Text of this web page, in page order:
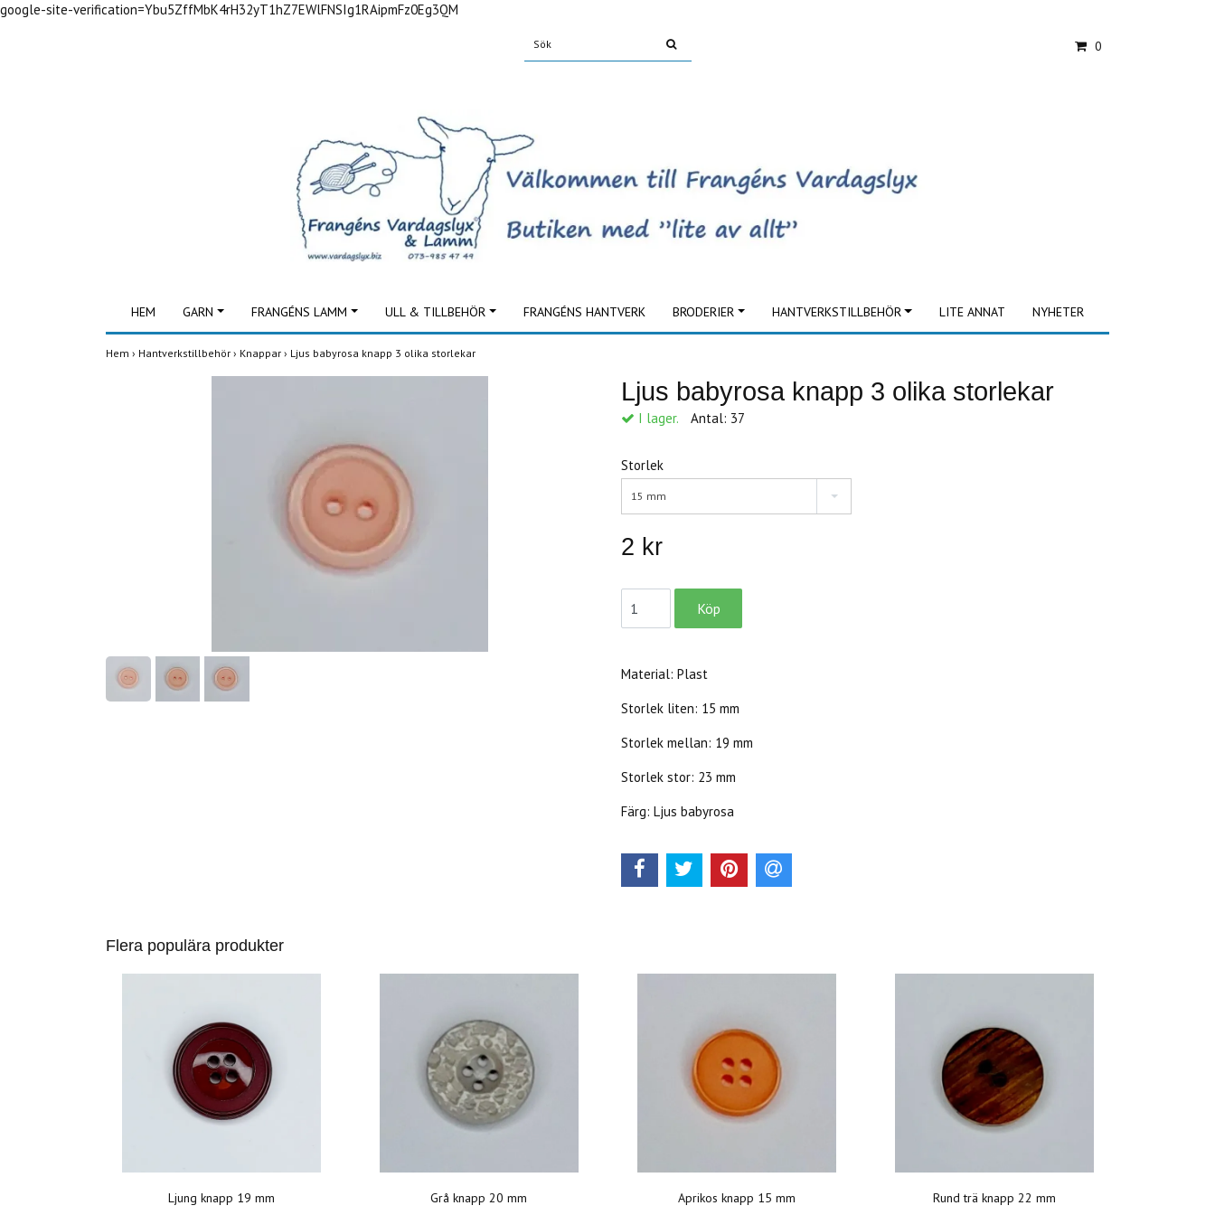
google-site-verification=Ybu5ZffMbK4rH32yT1hZ7EWlFNSIg1RAipmFz0Eg3QM
0
HEM GARN FRANGÉNS LAMM ULL & TILLBEHÖR FRANGÉNS HANTVERK BRODERIER HANTVERKSTILLBEHÖR LITE ANNAT NYHETER
Hem › Hantverkstillbehör › Knappar › Ljus babyrosa knapp 3 olika storlekar
Ljus babyrosa knapp 3 olika storlekar
I lager. Antal: 37
Storlek
15 mm
2 kr
Material: Plast
Storlek liten: 15 mm
Storlek mellan: 19 mm
Storlek stor: 23 mm
Färg: Ljus babyrosa
Flera populära produkter
Ljung knapp 19 mm Grå knapp 20 mm Aprikos knapp 15 mm Rund trä knapp 22 mm